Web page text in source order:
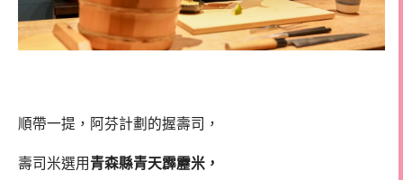
順帶一提，阿芬計劃的握壽司，
壽司米選用 青森縣青天霹靂米，